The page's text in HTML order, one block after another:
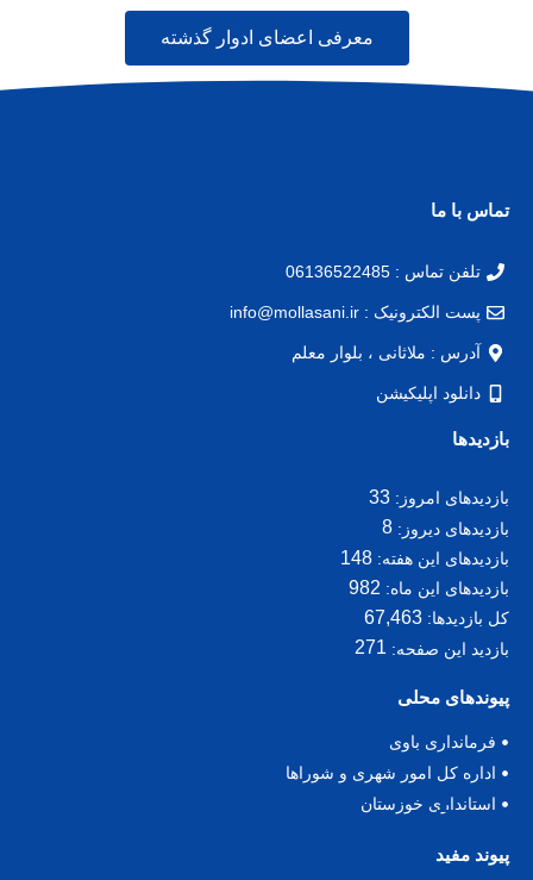
معرفی اعضای ادوار گذشته
پیوند مفید
پیوندهای محلی
فرمانداری باوی
اداره کل امور شهری و شوراها
استانداری خوزستان
بازدیدها
بازدیدهای امروز: 33
بازدیدهای دیروز: 8
بازدیدهای این هفته: 148
بازدیدهای این ماه: 982
کل بازدیدها: 67,463
بازدید این صفحه: 271
تماس با ما
تلفن تماس : 06136522485
پست الکترونیک : info@mollasani.ir
آدرس : ملاثانی ، بلوار معلم
دانلود اپلیکیشن